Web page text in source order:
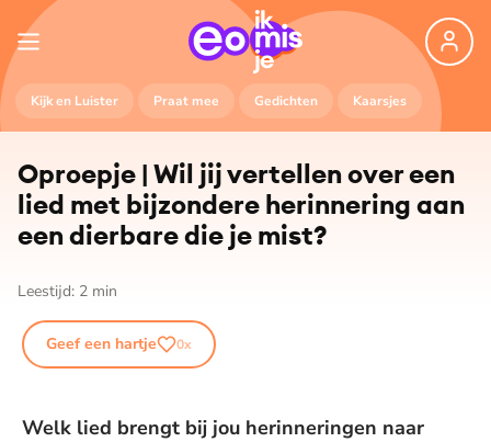
Kijk en Luister Praat mee Gedichten Kaarsjes
Oproepje | Wil jij vertellen over een
lied met bijzondere herinnering aan
een dierbare die je mist?
Leestijd: 2 min
Geef een hartje 0x
Welk lied brengt bij jou herinneringen naar